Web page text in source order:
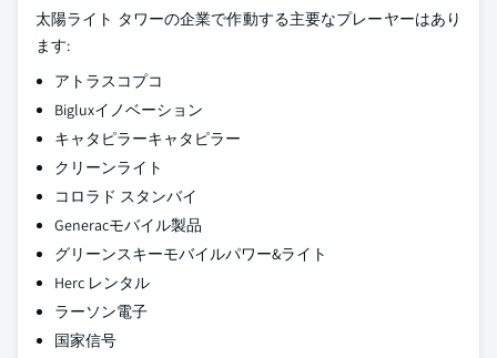
太陽ライト タワーの企業で作動する主要なプレーヤーはあり
ます:
アトラスコプコ
Bigluxイノベーション
キャタピラーキャタピラー
クリーンライト
コロラド スタンバイ
Generacモバイル製品
グリーンスキーモバイルパワー&ライト
Herc レンタル
ラーソン電子
国家信号